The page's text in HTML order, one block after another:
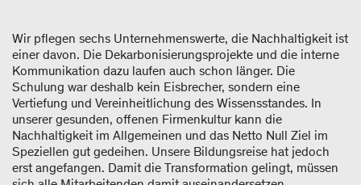
Wir pflegen sechs Unternehmenswerte, die Nachhaltigkeit ist
einer davon. Die Dekarbonisierungsprojekte und die interne
Kommunikation dazu laufen auch schon länger. Die
Schulung war deshalb kein Eisbrecher, sondern eine
Vertiefung und Vereinheitlichung des Wissensstandes. In
unserer gesunden, offenen Firmenkultur kann die
Nachhaltigkeit im Allgemeinen und das Netto Null Ziel im
Speziellen gut gedeihen. Unsere Bildungsreise hat jedoch
erst angefangen. Damit die Transformation gelingt, müssen